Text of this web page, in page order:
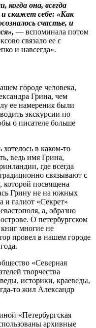
она, всегда
скажет себе: «Как
счастье, и
— вспоминала потом
связало ее с
и навсегда».
городе человека,
Грина, чем
ее намерения были
экскурсии по
о писателе больше
в каком‑то
ведь имя Грина,
где всегда
связывают с
посвящена
Грину не на южных
и галиот «Секрет»
а, образно
О петербургском
многие не
провел в нашем городе
«Северная
творчества
историки, краеведы,
жил Александр
«Петербургская
архивные